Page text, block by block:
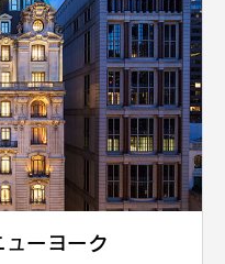
ーヨーク